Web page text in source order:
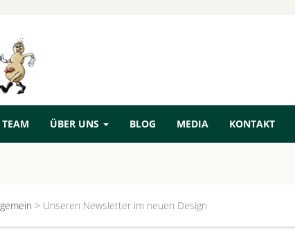
TEAM ÜBER UNS BLOG MEDIA KONTAKT
> Unseren Newsletter im neuen Design